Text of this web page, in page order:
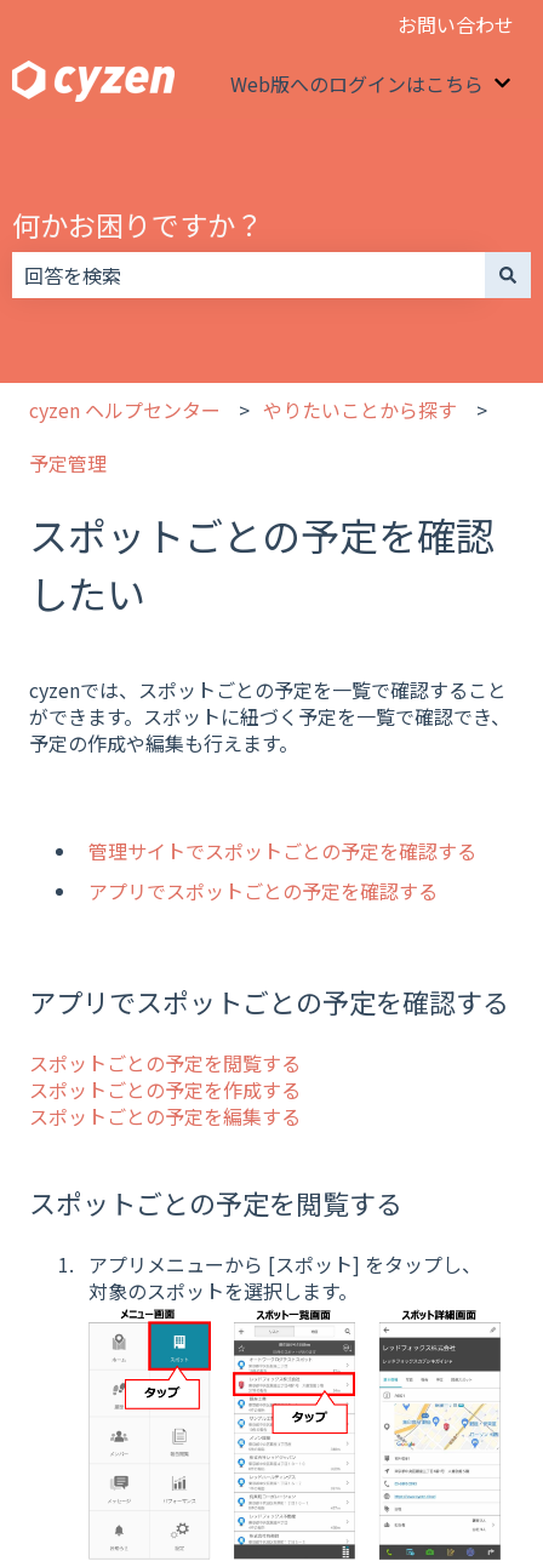
お問い合わせ
Web版へのログインはこちら
何かお困りですか？
cyzen ヘルプセンター
やりたいことから探す
予定管理
スポットごとの予定を確認
したい
cyzenでは、スポットごとの予定を一覧で確認すること
ができます。スポットに紐づく予定を一覧で確認でき、
予定の作成や編集も行えます。
管理サイトでスポットごとの予定を確認する
アプリでスポットごとの予定を確認する
アプリでスポットごとの予定を確認する
スポットごとの予定を閲覧する
スポットごとの予定を作成する
スポットごとの予定を編集する
スポットごとの予定を閲覧する
アプリメニューから [スポット] をタップし、
対象のスポットを選択します。